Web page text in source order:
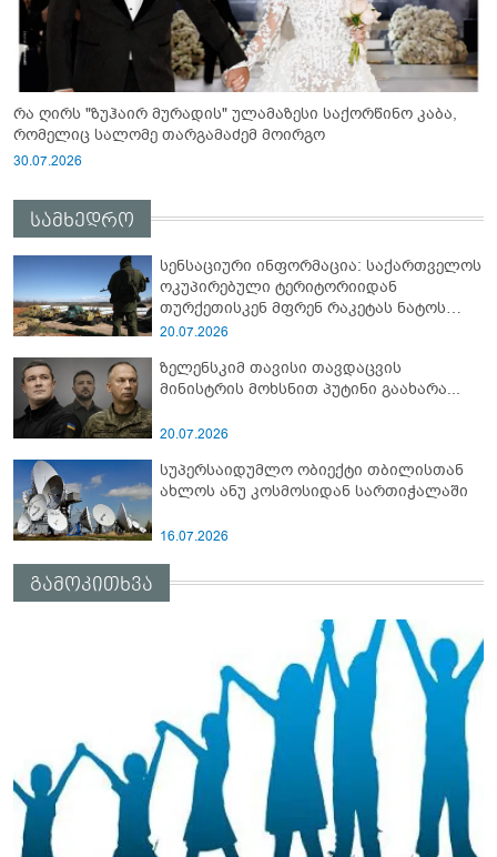
რა ღირს "ზუჰაირ მურადის" ულამაზესი საქორწინო კაბა,
რომელიც სალომე თარგამაძემ მოირგო
30.07.2026
სამხედრო
სენსაციური ინფორმაცია: საქართველოს
ოკუპირებული ტერიტორიიდან
თურქეთისკენ მფრენ რაკეტას ნატოს
სამიტი კინაღამ ჩაუშლია
20.07.2026
ზელენსკიმ თავისი თავდაცვის
მინისტრის მოხსნით პუტინი გაახარა...
20.07.2026
სუპერსაიდუმლო ობიექტი თბილისთან
ახლოს ანუ კოსმოსიდან სართიჭალაში
16.07.2026
გამოკითხვა